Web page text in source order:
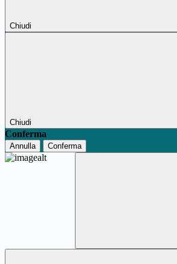
Chiudi
Chiudi
Conferma
Annulla Conferma